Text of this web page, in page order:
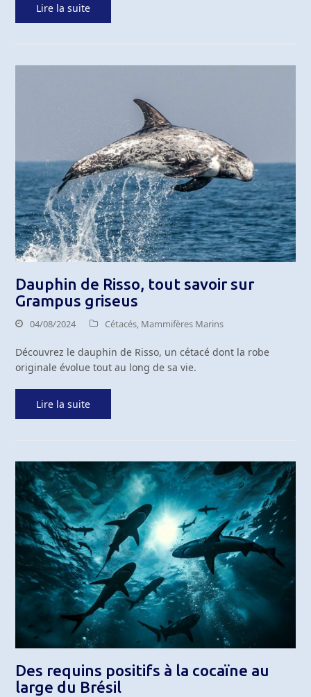
Lire la suite
Dauphin de Risso, tout savoir sur
Grampus griseus
04/08/2024 Cétacés, Mammifères Marins
Découvrez le dauphin de Risso, un cétacé dont la robe
originale évolue tout au long de sa vie.
Lire la suite
Des requins positifs à la cocaïne au
large du Brésil